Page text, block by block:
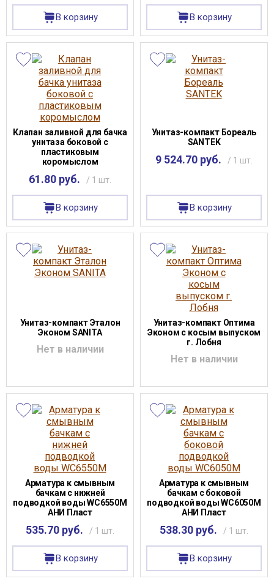
В корзину В корзину
Клапан заливной для бачка
унитаза боковой с
пластиковым
коромыслом
61.80 руб. / 1 шт.
В корзину
Унитаз-компакт Бореаль
SANTEK
9 524.70 руб. / 1 шт.
В корзину
Унитаз-компакт Эталон
Эконом SANITA
Нет в наличии
Унитаз-компакт Оптима
Эконом с косым выпуском
г. Лобня
Нет в наличии
Арматура к смывным
бачкам с нижней
подводкой воды WC6550М
АНИ Пласт
535.70 руб. / 1 шт.
В корзину
Арматура к смывным
бачкам с боковой
подводкой воды WC6050М
АНИ Пласт
538.30 руб. / 1 шт.
В корзину